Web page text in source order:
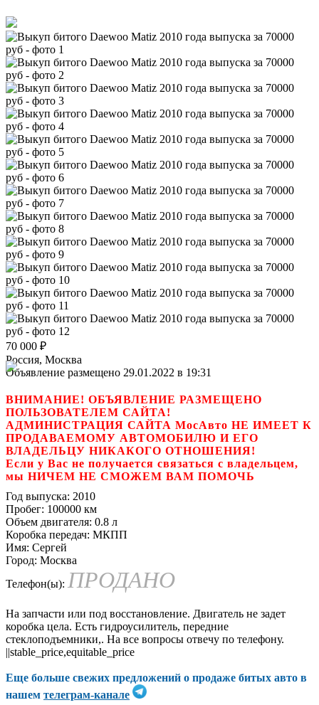
70 000 ₽
Россия, Москва
Объявление размещено 29.01.2022 в 19:31
ВНИМАНИЕ! ОБЪЯВЛЕНИЕ РАЗМЕЩЕНО
ПОЛЬЗОВАТЕЛЕМ САЙТА!
АДМИНИСТРАЦИЯ САЙТА МосАвто НЕ ИМЕЕТ К
ПРОДАВАЕМОМУ АВТОМОБИЛЮ И ЕГО
ВЛАДЕЛЬЦУ НИКАКОГО ОТНОШЕНИЯ!
Если у Вас не получается связаться с владельцем,
мы НИЧЕМ НЕ СМОЖЕМ ВАМ ПОМОЧЬ
Год выпуска: 2010
Пробег: 100000 км
Объем двигателя: 0.8 л
Коробка передач: МКПП
Имя: Сергей
Город: Москва
Телефон(ы): ПРОДАНО
На запчасти или под восстановление. Двигатель не задет
коробка цела. Есть гидроусилитель, передние
стеклоподъемники,. На все вопросы отвечу по телефону.
||stable_price,equitable_price
Еще больше свежих предложений о продаже битых авто в
нашем телеграм-канале